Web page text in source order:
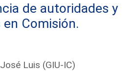
de autoridades y
Comisión.
Luis (GIU-IC)